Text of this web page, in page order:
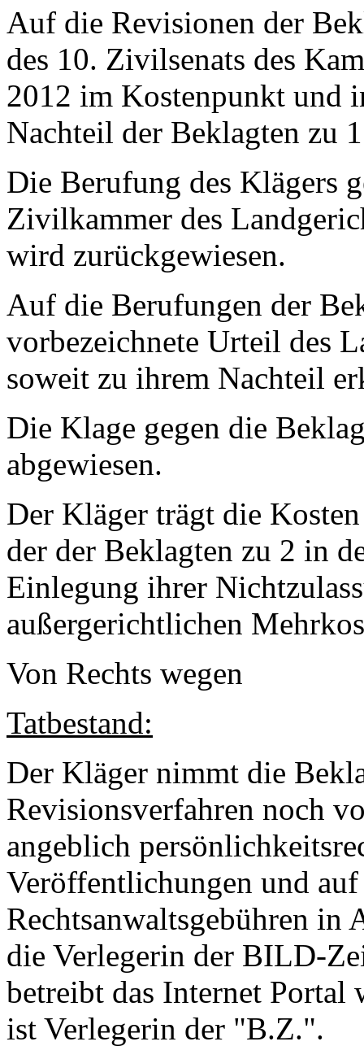
Auf die Revisionen der
des 10. Zivilsenats des
2012 im Kostenpunkt und
Nachteil der Beklagten zu
Die Berufung des Klägers
Zivilkammer des
wird zurückgewiesen.
Auf die Berufungen der
vorbezeichnete Urteil des
soweit zu ihrem Nachteil
Die Klage gegen die
abgewiesen.
Der Kläger trägt die
der der Beklagten zu 2 in
Einlegung ihrer
außergerichtlichen
Von Rechts wegen
Tatbestand:
Der Kläger nimmt die
Revisionsverfahren noch
angeblich
Veröffentlichungen und
Rechtsanwaltsgebühren in
die Verlegerin der BILD-
betreibt das Internet
ist Verlegerin der "B.Z.".